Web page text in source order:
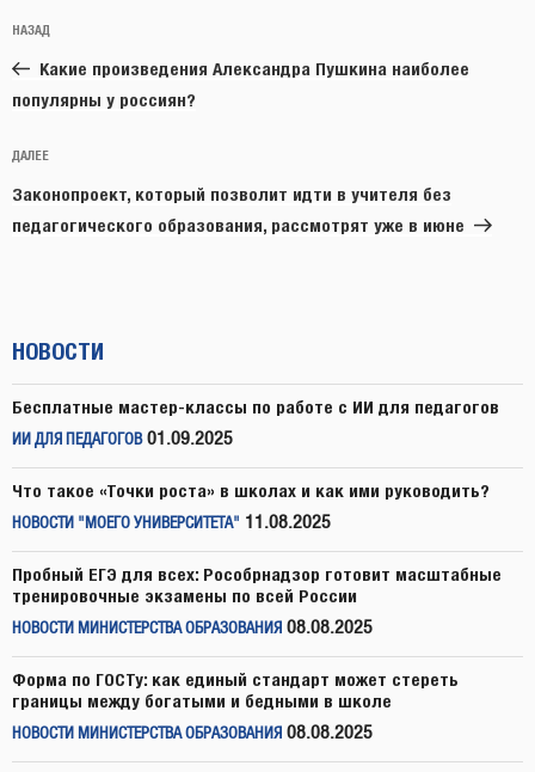
по
записям
Предыдущая
запись:
НАЗАД
Какие произведения Александра Пушкина наиболее
популярны у россиян?
Следующая
запись
ДАЛЕЕ
Законопроект, который позволит идти в учителя без
педагогического образования, рассмотрят уже в июне
НОВОСТИ
Бесплатные мастер-классы по работе с ИИ для педагогов
ИИ ДЛЯ ПЕДАГОГОВ 01.09.2025
Что такое «Точки роста» в школах и как ими руководить?
НОВОСТИ "МОЕГО УНИВЕРСИТЕТА" 11.08.2025
Пробный ЕГЭ для всех: Рособрнадзор готовит масштабные
тренировочные экзамены по всей России
НОВОСТИ МИНИСТЕРСТВА ОБРАЗОВАНИЯ 08.08.2025
Форма по ГОСТу: как единый стандарт может стереть
границы между богатыми и бедными в школе
НОВОСТИ МИНИСТЕРСТВА ОБРАЗОВАНИЯ 08.08.2025